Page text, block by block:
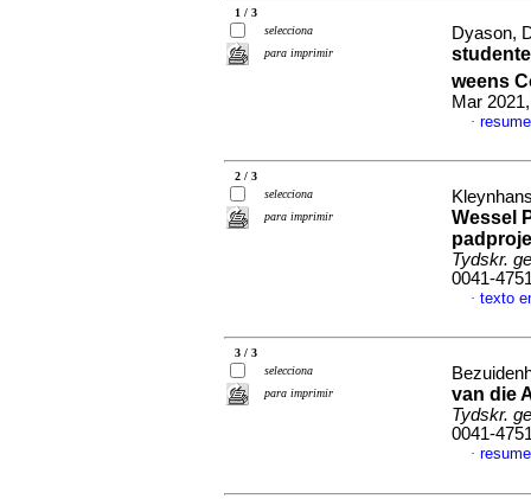
1 / 3
selecciona
para imprimir
Dyason,
weens
Mar
·
2 / 3
selecciona
para imprimir
Wessel
Tydskr.
0041-
· texto
3 / 3
selecciona
para imprimir
van die
Tydskr.
0041-
·